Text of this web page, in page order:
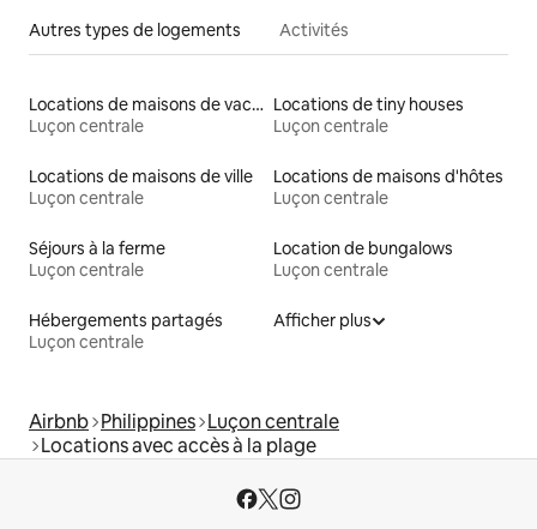
Autres types de logements Activités
Locations de maisons de vacances
Luçon centrale
Locations de tiny houses
Luçon centrale
Locations de maisons de ville
Luçon centrale
Locations de maisons d'hôtes
Luçon centrale
Séjours à la ferme
Luçon centrale
Location de bungalows
Luçon centrale
Hébergements partagés
Luçon centrale
Afficher plus
Airbnb Philippines Luçon centrale
Locations avec accès à la plage